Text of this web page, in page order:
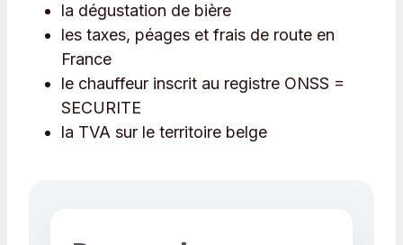
la dégustation de bière
les taxes, péages et frais de route en
France
le chauffeur inscrit au registre ONSS =
SECURITE
la TVA sur le territoire belge